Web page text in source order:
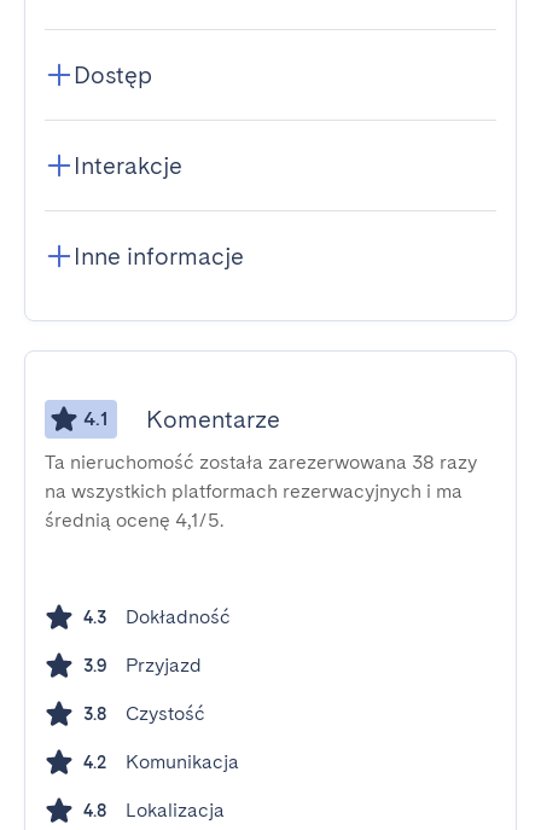
Dostęp
Interakcje
Inne informacje
4.1 Komentarze
Ta nieruchomość została zarezerwowana 38 razy
na wszystkich platformach rezerwacyjnych i ma
średnią ocenę 4,1/5.
4.3 Dokładność
3.9 Przyjazd
3.8 Czystość
4.2 Komunikacja
4.8 Lokalizacja